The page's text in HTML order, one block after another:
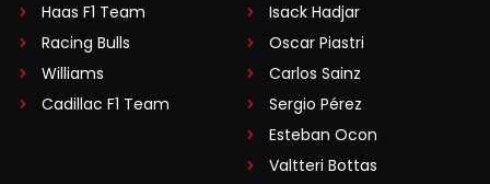
Haas F1 Team
Racing Bulls
Williams
Cadillac F1 Team
Isack Hadjar
Oscar Piastri
Carlos Sainz
Sergio Pérez
Esteban Ocon
Valtteri Bottas